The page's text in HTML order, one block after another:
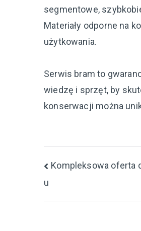
segmentowe,
Materiały odporne na
użytkowania.
Serwis bram to
wiedzę i sprzęt, by
konserwacji można
Nawigacja
wpisu
Kompleksowa oferta
u